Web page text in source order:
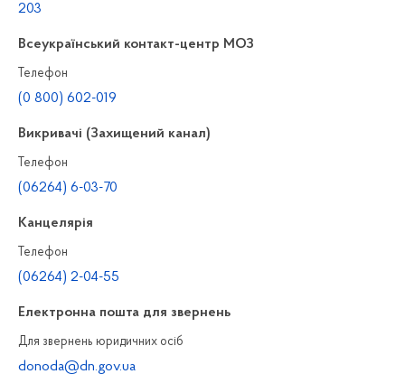
203
Всеукраїнський контакт-центр МОЗ
Телефон
(0 800) 602-019
Викривачі (Захищений канал)
Телефон
(06264) 6-03-70
Канцелярiя
Телефон
(06264) 2-04-55
Електронна пошта для звернень
Для звернень юридичних осiб
donoda@dn.gov.ua